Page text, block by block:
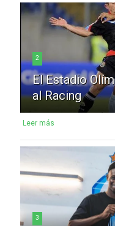
2
El Estadio
al Racing
Leer más
3